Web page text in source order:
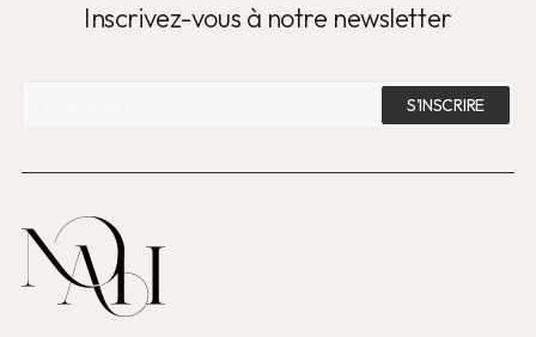
Inscrivez-vous à notre newsletter